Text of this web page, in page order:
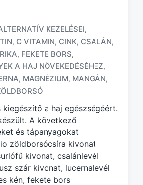
KEZELÉSEI,
, C VITAMIN, CINK, CSALÁN,
, FEKETE BORS,
A HAJ NÖVEKEDÉSÉHEZ,
, MAGNÉZIUM, MANGÁN,
kiegészítő a haj egészségéért.
A következő
és tápanyagokat
zöldborsócsíra kivonat
kivonat, csalánlevél
szár kivonat, lucernalevél
kén, fekete bors